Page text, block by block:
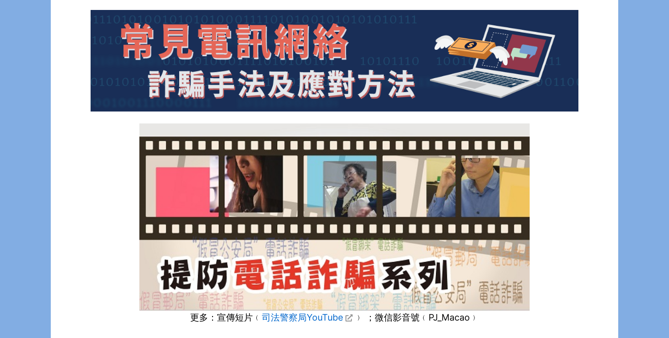
更多：宣傳短片﹙司法警察局YouTube ﹚ ；微信影音號﹙PJ_Macao﹚